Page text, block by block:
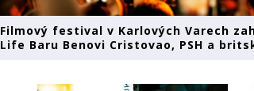
Filmový festival v Karlových Varech
Life Baru Benovi Cristovao, PSH a